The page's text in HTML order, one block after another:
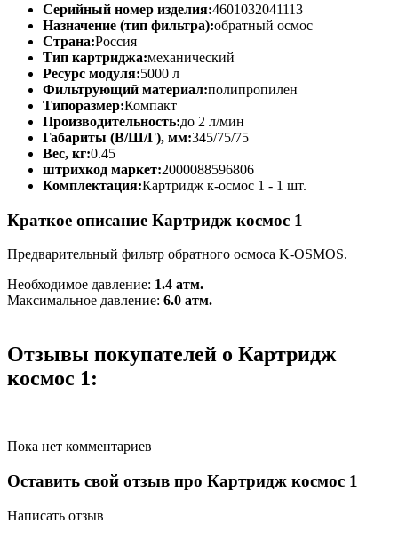
Серийный номер изделия:4601032041113
Назначение (тип фильтра):обратный осмос
Страна:Россия
Тип картриджа:механический
Ресурс модуля:5000 л
Фильтрующий материал:полипропилен
Типоразмер:Компакт
Производительность:до 2 л/мин
Габариты (В/Ш/Г), мм:345/75/75
Вес, кг:0.45
штрихкод маркет:2000088596806
Комплектация:Картридж к-осмос 1 - 1 шт.
Краткое описание Картридж космос 1
Предварительный фильтр обратного осмоса K-OSMOS.
Необходимое давление: 1.4 атм.
Максимальное давление: 6.0 атм.
Отзывы покупателей о Картридж
космос 1:
Пока нет комментариев
Оставить свой отзыв про Картридж космос 1
Написать отзыв